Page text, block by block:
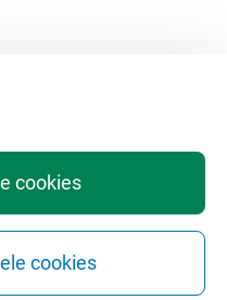
cookies
cookies